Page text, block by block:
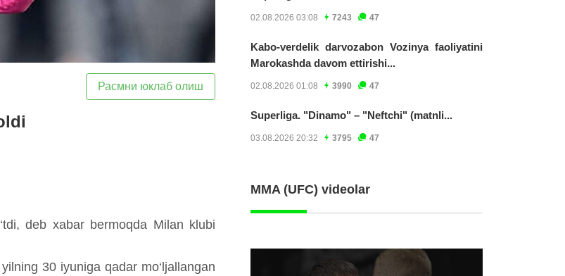
Расмни юклаб олиш
deb xabar bermoqda Milan klubi
30 iyuniga qadar mo‘ljallangan
02.08.2026 03:08 7243 47
Kabo-verdelik darvozabon Vozinya faoliyatini
Marokashda davom ettirishi...
02.08.2026 01:08 3990 47
Superliga. "Dinamo" – "Neftchi" (matnli...
03.08.2026 20:32 3795 47
MMA (UFC) videolar